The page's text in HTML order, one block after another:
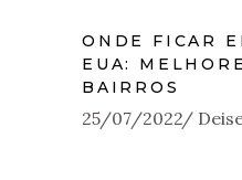
ONDE FICAR
EUA:
BAIRROS
25/07/2022